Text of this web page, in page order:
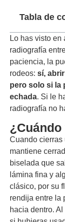
Tabla de
Lo has visto
radiografía
paciencia, la
rodeos: sí,
pero solo si la
echada. Si le
radiografía no
Cuando cierras
mantiene
biselada que
lámina fina y
clásico, por su
rendija entre la
hacia dentro.